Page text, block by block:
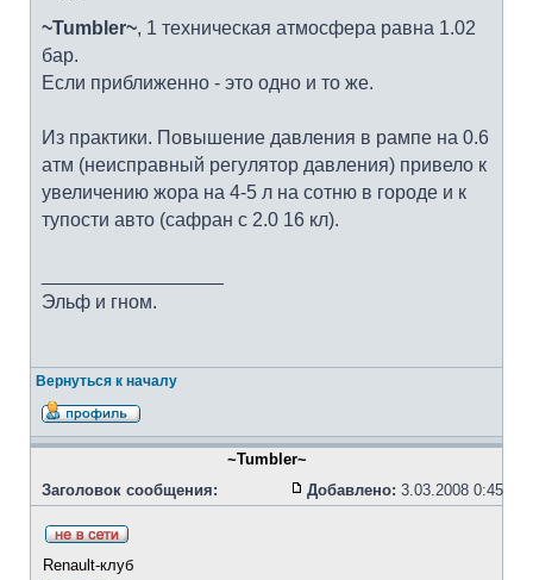
~Tumbler~, 1 техническая атмосфера равна 1.02
бар.
Если приближенно - это одно и то же.
Из практики. Повышение давления в рампе на 0.6
атм (неисправный регулятор давления) привело к
увеличению жора на 4-5 л на сотню в городе и к
тупости авто (сафран с 2.0 16 кл).
Эльф и гном.
Вернуться к началу
~Tumbler~
Заголовок сообщения:
Добавлено: 3.03.2008 0:45
Renault-клуб